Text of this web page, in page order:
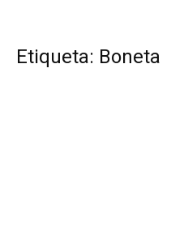
Etiqueta: Boneta